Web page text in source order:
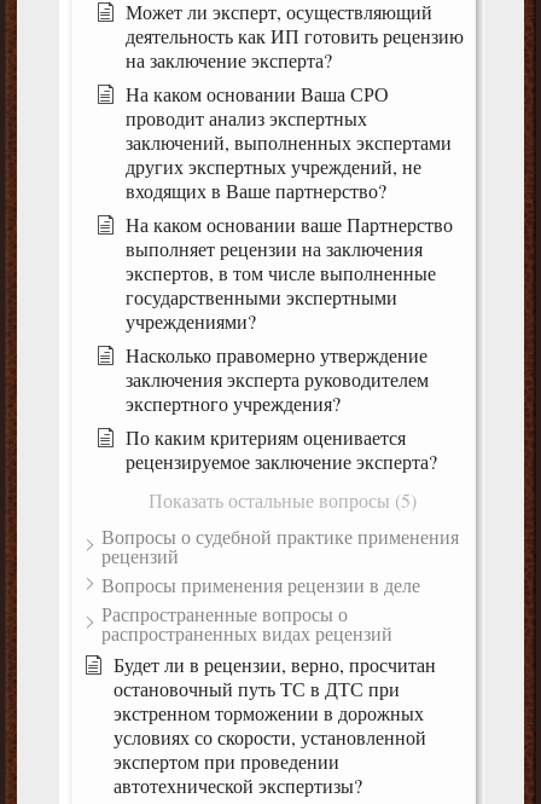
Может ли эксперт, осуществляющий
деятельность как ИП готовить рецензию
на заключение эксперта?
На каком основании Ваша СРО
проводит анализ экспертных
заключений, выполненных экспертами
других экспертных учреждений, не
входящих в Ваше партнерство?
На каком основании ваше Партнерство
выполняет рецензии на заключения
экспертов, в том числе выполненные
государственными экспертными
учреждениями?
Насколько правомерно утверждение
заключения эксперта руководителем
экспертного учреждения?
По каким критериям оценивается
рецензируемое заключение эксперта?
Показать остальные вопросы (5)
Вопросы о судебной практике применения
рецензий
Вопросы применения рецензии в деле
Распространенные вопросы о
распространенных видах рецензий
Будет ли в рецензии, верно, просчитан
остановочный путь ТС в ДТС при
экстренном торможении в дорожных
условиях со скорости, установленной
экспертом при проведении
автотехнической экспертизы?